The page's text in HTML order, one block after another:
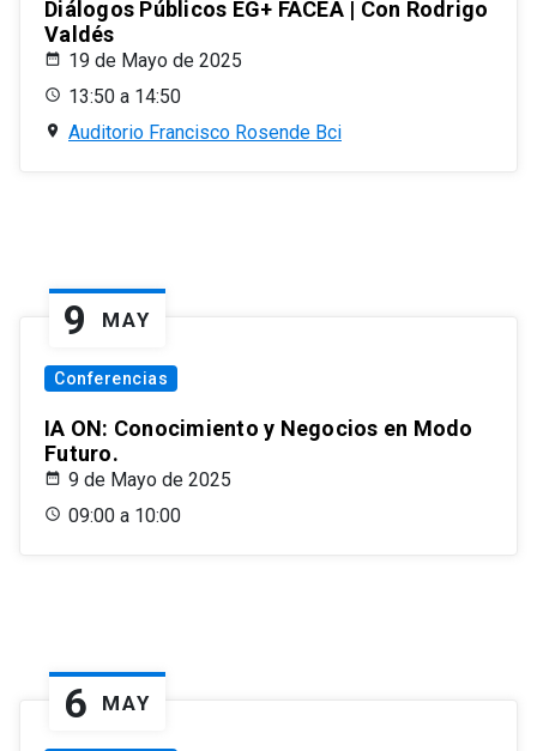
Diálogos Públicos EG+ FACEA | Con Rodrigo
Valdés
19 de Mayo de 2025
13:50 a 14:50
Auditorio Francisco Rosende Bci
9 MAY
Conferencias
IA ON: Conocimiento y Negocios en Modo
Futuro.
9 de Mayo de 2025
09:00 a 10:00
6 MAY